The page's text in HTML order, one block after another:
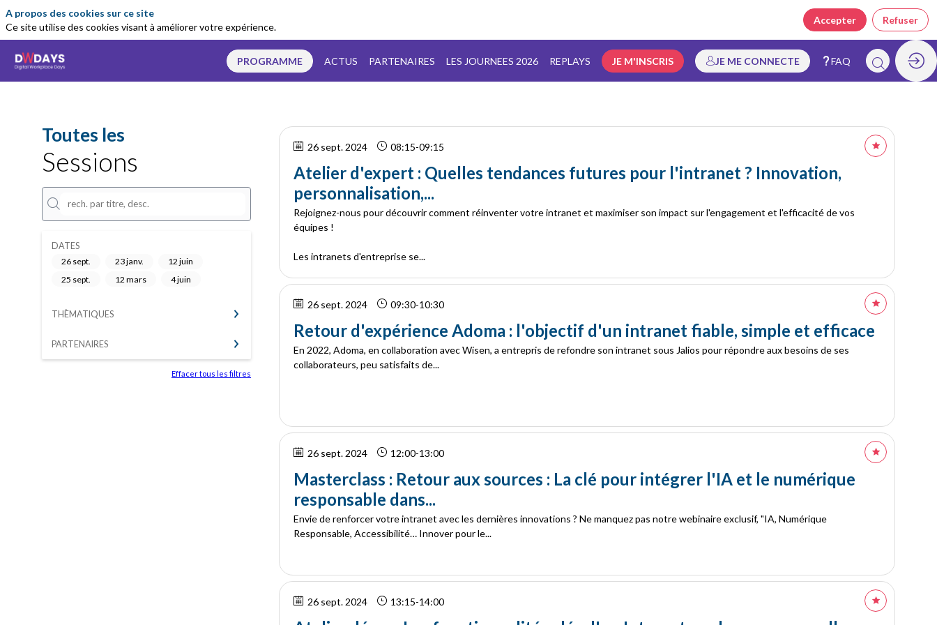
PROGRAMME ACTUS PARTENAIRES LES JOURNEES 2026 REPLAYS JE M'INSCRIS JE ME CONNECTE FAQ
Toutes les
Sessions
DATES
26 sept.
23 janv.
12 juin
25 sept.
12 mars 4 juin
THÈMATIQUES
PARTENAIRES
Effacer tous les filtres
26 sept. 2024 08:15-09:15
Atelier d'expert : Quelles tendances futures pour l'intranet ? Innovation,
personnalisation,...
Rejoignez-nous pour découvrir comment réinventer votre intranet et maximiser son impact sur l'engagement et l'efficacité de vos
équipes !
Les intranets d'entreprise se...
26 sept. 2024 09:30-10:30
Retour d'expérience Adoma : l'objectif d'un intranet fiable, simple et efficace
En 2022, Adoma, en collaboration avec Wisen, a entrepris de refondre son intranet sous Jalios pour répondre aux besoins de ses
collaborateurs, peu satisfaits de...
26 sept. 2024 12:00-13:00
Masterclass : Retour aux sources : La clé pour intégrer l'IA et le numérique
responsable dans...
Envie de renforcer votre intranet avec les dernières innovations ? Ne manquez pas notre webinaire exclusif, "IA, Numérique
Responsable, Accessibilité… Innover pour le...
26 sept. 2024 13:15-14:00
A propos des cookies sur ce site
Ce site utilise des cookies visant à améliorer votre expérience.
Accepter Refuser